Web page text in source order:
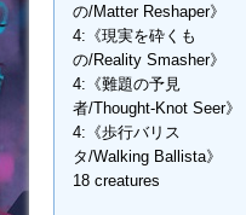
の/Matter Reshaper》
4:《現実を砕くも
の/Reality Smasher》
4:《難題の予見
者/Thought-Knot Seer》
4:《歩行バリス
タ/Walking Ballista》
18 creatures